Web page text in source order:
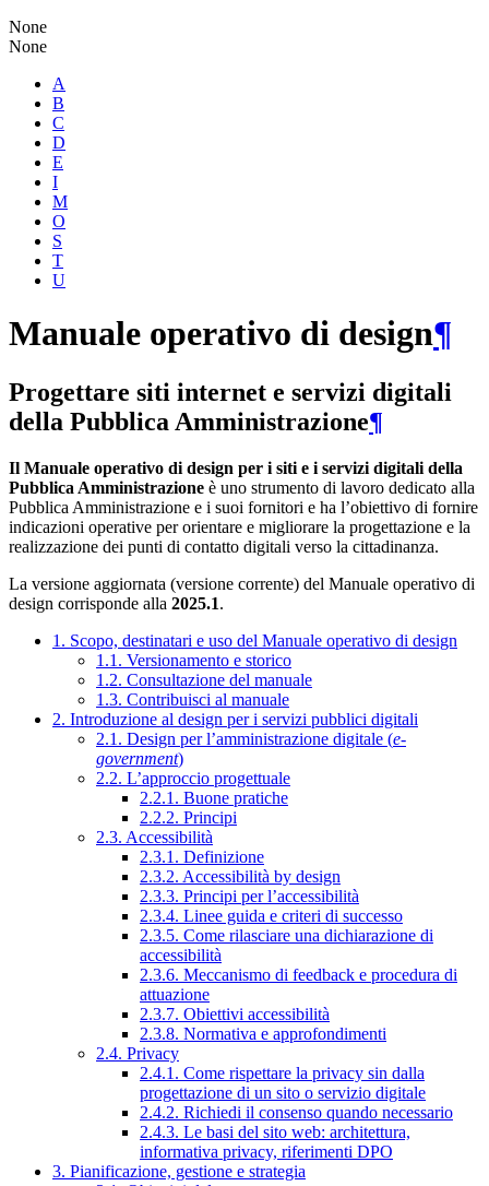
None
None
A
B
C
D
E
I
M
O
S
T
U
Manuale operativo di design¶
Progettare siti internet e servizi digitali
della Pubblica Amministrazione¶
Il Manuale operativo di design per i siti e i servizi digitali della
Pubblica Amministrazione è uno strumento di lavoro dedicato alla
Pubblica Amministrazione e i suoi fornitori e ha l’obiettivo di fornire
indicazioni operative per orientare e migliorare la progettazione e la
realizzazione dei punti di contatto digitali verso la cittadinanza.
La versione aggiornata (versione corrente) del Manuale operativo di
design corrisponde alla 2025.1.
1. Scopo, destinatari e uso del Manuale operativo di design
1.1. Versionamento e storico
1.2. Consultazione del manuale
1.3. Contribuisci al manuale
2. Introduzione al design per i servizi pubblici digitali
2.1. Design per l’amministrazione digitale (e-
government)
2.2. L’approccio progettuale
2.2.1. Buone pratiche
2.2.2. Principi
2.3. Accessibilità
2.3.1. Definizione
2.3.2. Accessibilità by design
2.3.3. Principi per l’accessibilità
2.3.4. Linee guida e criteri di successo
2.3.5. Come rilasciare una dichiarazione di
accessibilità
2.3.6. Meccanismo di feedback e procedura di
attuazione
2.3.7. Obiettivi accessibilità
2.3.8. Normativa e approfondimenti
2.4. Privacy
2.4.1. Come rispettare la privacy sin dalla
progettazione di un sito o servizio digitale
2.4.2. Richiedi il consenso quando necessario
2.4.3. Le basi del sito web: architettura,
informativa privacy, riferimenti DPO
3. Pianificazione, gestione e strategia